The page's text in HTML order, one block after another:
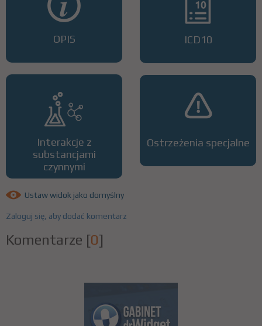
OPIS
Interakcje z
substancjami
czynnymi
ICD10
Ostrzeżenia specjalne
Ustaw widok jako domyślny
Zaloguj się, aby dodać komentarz
Komentarze [0]